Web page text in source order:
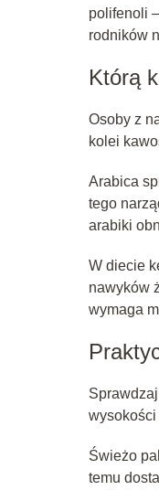
polifenoli
rodników
Którą
Osoby z
kolei
Arabica
tego
arabiki
W diecie
nawyków
wymaga
Świeżo
temu